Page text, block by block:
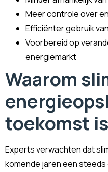
Meer controle over
Efficiënter gebruik
Voorbereid op
energiemarkt
Waarom
toekomst is
Experts verwachten dat
komende jaren een